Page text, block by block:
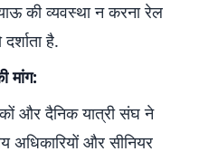
की व्यवस्था न करना रेल
है.
मांग:
और दैनिक यात्री संघ ने
अधिकारियों और सीनियर